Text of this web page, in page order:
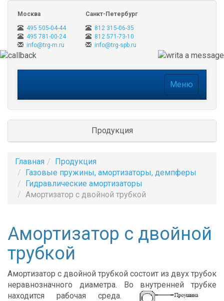
Москва
495 505-04-44
495 781-00-24
info@trg-m.ru
Санкт-Петербург
812 315-06-35
812 571-73-10
info@trg-spb.ru
Меню
Продукция
Главная
Продукция
Газовые пружины, амортизаторы, демпферы
Гидравлические амортизаторы
Амортизатор с двойной трубкой
Амортизатор с двойной
трубкой
Амортизатор с двойной трубкой состоит из двух трубок
неравнозначного диаметра. Во внутренней трубке
находится рабочая среда.